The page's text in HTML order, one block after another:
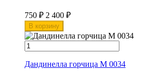
750 ₽ 2 400 ₽
В корзину
Дандинелла горчица М 0034